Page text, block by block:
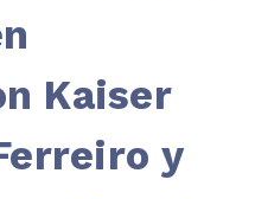
Kaiser
y